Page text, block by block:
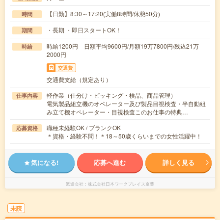
時間 【日勤】8:30～17:20(実働8時間/休憩50分)
期間 ・長期 ・即日スタートOK！
時給
時給1200円 日額平均9600円/月額19万7800円/残込21万
2000円
交通費
交通費支給（規定あり）
仕事内容
軽作業（仕分け・ピッキング・検品、商品管理）
電気製品組立機のオペレーター及び製品目視検査・半自動組
み立て機オペレーター・目視検査このお仕事の特典…
応募資格
職種未経験OK / ブランクOK
＊資格・経験不問！＊18～50歳くらいまでの女性活躍中！
気になる! 応募へ進む 詳しく見る
派遣会社 株式会社日本ワークプレイス京葉
未読